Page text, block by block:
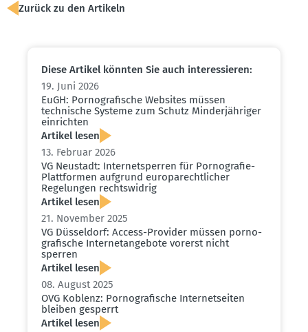
Zurück zu den Artikeln
Diese Artikel könnten Sie auch inter­es­sieren:
19. Juni 2026
EuGH: Porno­gra­fische Websites müssen
technische Systeme zum Schutz Minder­jäh­riger
einrichten
Artikel lesen
13. Februar 2026
VG Neustadt: Inter­net­sperren für Porno­grafie-
Platt­formen aufgrund europa­recht­licher
Regelungen rechts­widrig
Artikel lesen
21. November 2025
VG Düsseldorf: Access-Provider müssen porno­
gra­fische Inter­net­an­gebote vorerst nicht
sperren
Artikel lesen
08. August 2025
OVG Koblenz: Porno­gra­fische Inter­net­seiten
bleiben gesperrt
Artikel lesen